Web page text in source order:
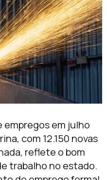
empregos em julho
com 12.150 novas
reflete o bom
trabalho no estado.